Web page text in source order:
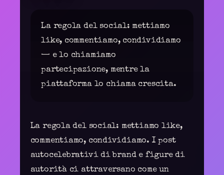
La regola del social: mettiamo
like, commentiamo, condividiamo
— e lo chiamiamo
partecipazione, mentre la
piattaforma lo chiama crescita.
La regola del social: mettiamo like,
commentiamo, condividiamo. I post
autocelebrativi di brand e figure di
autorità ci attraversano come un